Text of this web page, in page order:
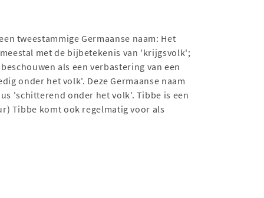
tweestammige Germaanse naam: Het
met de bijbetekenis van 'krijgsvolk';
als een verbastering van een
onder het volk'. Deze Germaanse naam
'schitterend onder het volk'. Tibbe is een
Tibbe komt ook regelmatig voor als